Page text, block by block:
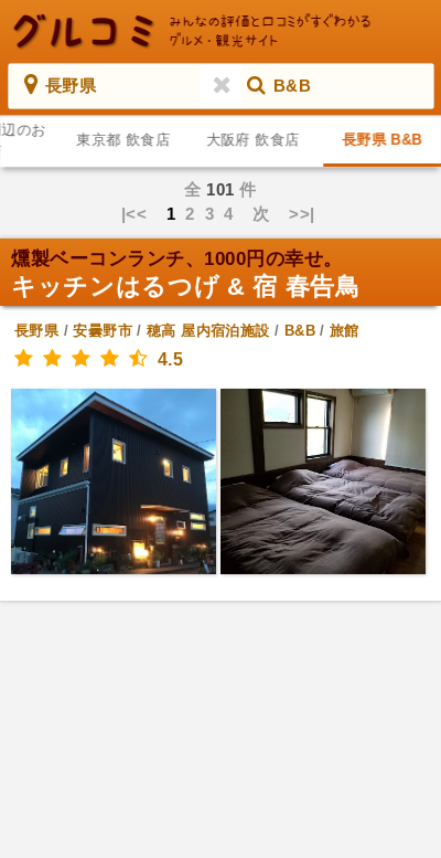
長野県 B&B
のお
東京都 飲食店 大阪府 飲食店 長野県 B&B
全 101 件
|<< 12 3 4 次 >>|
燻製ベーコンランチ、1000円の幸せ。
キッチンはるつげ & 宿 春告鳥
長野県/安曇野市/穂高 屋内宿泊施設 / B&B/旅館
4.5